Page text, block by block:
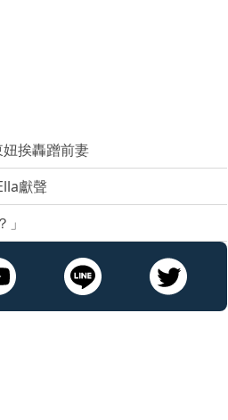
挨轟蹭前妻
獻聲